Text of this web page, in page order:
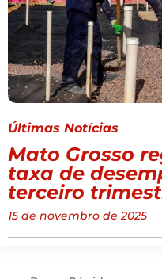
Últimas Notícias
Mato Grosso
taxa de
terceiro
15 de novembro de 2025